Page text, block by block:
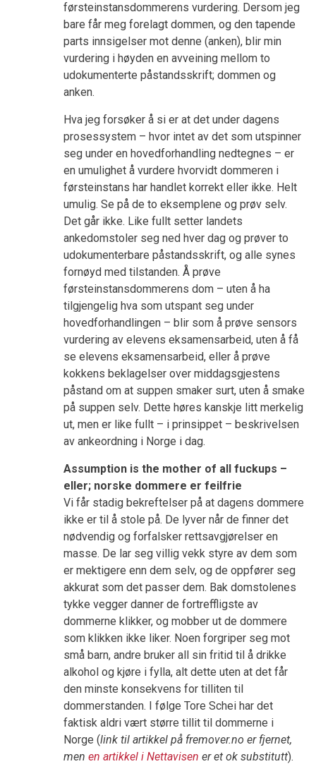
førsteinstansdommerens vurdering. Dersom jeg
bare får meg forelagt dommen, og den tapende
parts innsigelser mot denne (anken), blir min
vurdering i høyden en avveining mellom to
udokumenterte påstandsskrift; dommen og
anken.
Hva jeg forsøker å si er at det under dagens
prosessystem – hvor intet av det som utspinner
seg under en hovedforhandling nedtegnes – er
en umulighet å vurdere hvorvidt dommeren i
førsteinstans har handlet korrekt eller ikke. Helt
umulig. Se på de to eksemplene og prøv selv.
Det går ikke. Like fullt setter landets
ankedomstoler seg ned hver dag og prøver to
udokumenterbare påstandsskrift, og alle synes
fornøyd med tilstanden. Å prøve
førsteinstansdommerens dom – uten å ha
tilgjengelig hva som utspant seg under
hovedforhandlingen – blir som å prøve sensors
vurdering av elevens eksamensarbeid, uten å få
se elevens eksamensarbeid, eller å prøve
kokkens beklagelser over middagsgjestens
påstand om at suppen smaker surt, uten å smake
på suppen selv. Dette høres kanskje litt merkelig
ut, men er like fullt – i prinsippet – beskrivelsen
av ankeordning i Norge i dag.
Assumption is the mother of all fuckups –
eller; norske dommere er feilfrie
Vi får stadig bekreftelser på at dagens dommere
ikke er til å stole på. De lyver når de finner det
nødvendig og forfalsker rettsavgjørelser en
masse. De lar seg villig vekk styre av dem som
er mektigere enn dem selv, og de oppfører seg
akkurat som det passer dem. Bak domstolenes
tykke vegger danner de fortreffligste av
dommerne klikker, og mobber ut de dommere
som klikken ikke liker. Noen forgriper seg mot
små barn, andre bruker all sin fritid til å drikke
alkohol og kjøre i fylla, alt dette uten at det får
den minste konsekvens for tilliten til
dommerstanden. I følge Tore Schei har det
faktisk aldri vært større tillit til dommerne i
Norge (link til artikkel på fremover.no er fjernet,
men en artikkel i Nettavisen er et ok substitutt).